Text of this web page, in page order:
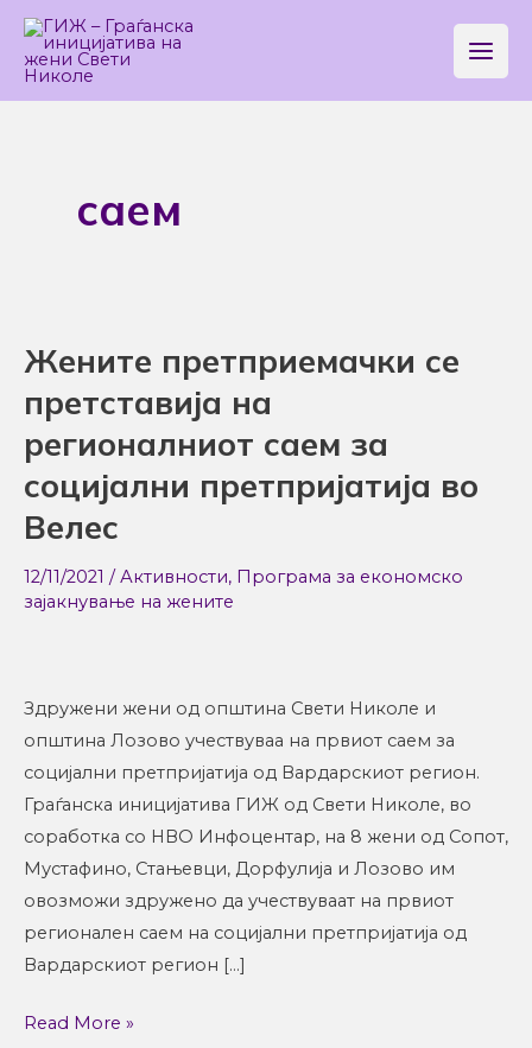
Skip
content
Main
Menu
саем
Жените претприемачки се
претставија на
регионалниот саем за
социјални претпријатија во
Велес
12/11/2021 /Активности, Програма за економско
зајакнување на жените
Здружени жени од општина Свети Николе и
општина Лозово учествуваа на првиот саем за
социјални претпријатија од Вардарскиот регион.
Граѓанска иницијатива ГИЖ од Свети Николе, во
соработка со НВО Инфоцентар, на 8 жени од Сопот,
Мустафино, Стањевци, Дорфулија и Лозово им
овозможи здружено да учествуваат на првиот
регионален саем на социјални претпријатија од
Вардарскиот регион […]
Жените
се
претставија
на
регионалниот
за
социјални
Велес
Read More »